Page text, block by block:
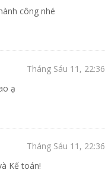
công nhé
Tháng Sáu 11, 22:36
ạ
Tháng Sáu 11, 22:36
Kế toán!